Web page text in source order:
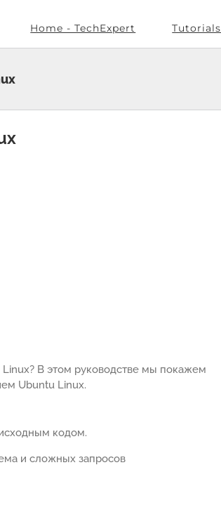
Home - TechExpert Tutorials
Linux? В этом руководстве мы покажем
Ubuntu Linux.
кодом.
и сложных запросов